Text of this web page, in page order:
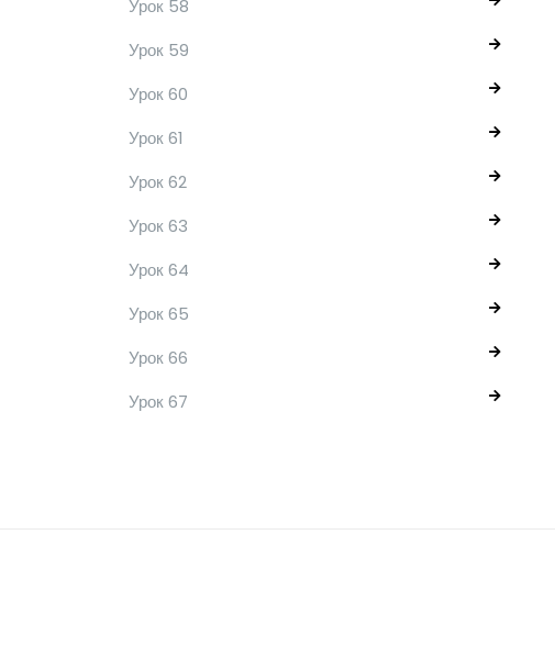
Урок 58
Урок 59
Урок 60
Урок 61
Урок 62
Урок 63
Урок 64
Урок 65
Урок 66
Урок 67